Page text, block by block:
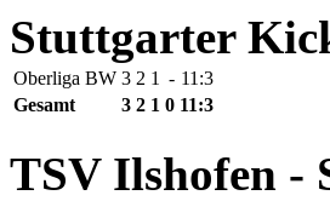
Stuttgarter
Oberliga BW 3 2 1 - 11:3
Gesamt
3 2 1 0 11:3
TSV Ilshofen -